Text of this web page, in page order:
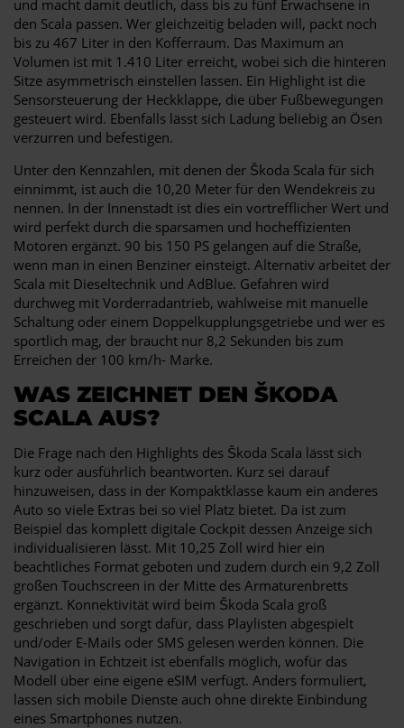
und macht damit deutlich, dass bis zu fünf Erwachsene in
den Scala passen. Wer gleichzeitig beladen will, packt noch
bis zu 467 Liter in den Kofferraum. Das Maximum an
Volumen ist mit 1.410 Liter erreicht, wobei sich die hinteren
Sitze asymmetrisch einstellen lassen. Ein Highlight ist die
Sensorsteuerung der Heckklappe, die über Fußbewegungen
gesteuert wird. Ebenfalls lässt sich Ladung beliebig an Ösen
verzurren und befestigen.
Unter den Kennzahlen, mit denen der Škoda Scala für sich
einnimmt, ist auch die 10,20 Meter für den Wendekreis zu
nennen. In der Innenstadt ist dies ein vortrefflicher Wert und
wird perfekt durch die sparsamen und hocheffizienten
Motoren ergänzt. 90 bis 150 PS gelangen auf die Straße,
wenn man in einen Benziner einsteigt. Alternativ arbeitet der
Scala mit Dieseltechnik und AdBlue. Gefahren wird
durchweg mit Vorderradantrieb, wahlweise mit manuelle
Schaltung oder einem Doppelkupplungsgetriebe und wer es
sportlich mag, der braucht nur 8,2 Sekunden bis zum
Erreichen der 100 km/h- Marke.
WAS ZEICHNET DEN ŠKODA
SCALA AUS?
Die Frage nach den Highlights des Škoda Scala lässt sich
kurz oder ausführlich beantworten. Kurz sei darauf
hinzuweisen, dass in der Kompaktklasse kaum ein anderes
Auto so viele Extras bei so viel Platz bietet. Da ist zum
Beispiel das komplett digitale Cockpit dessen Anzeige sich
individualisieren lässt. Mit 10,25 Zoll wird hier ein
beachtliches Format geboten und zudem durch ein 9,2 Zoll
großen Touchscreen in der Mitte des Armaturenbretts
ergänzt. Konnektivität wird beim Škoda Scala groß
geschrieben und sorgt dafür, dass Playlisten abgespielt
und/oder E-Mails oder SMS gelesen werden können. Die
Navigation in Echtzeit ist ebenfalls möglich, wofür das
Modell über eine eigene eSIM verfügt. Anders formuliert,
lassen sich mobile Dienste auch ohne direkte Einbindung
eines Smartphones nutzen.